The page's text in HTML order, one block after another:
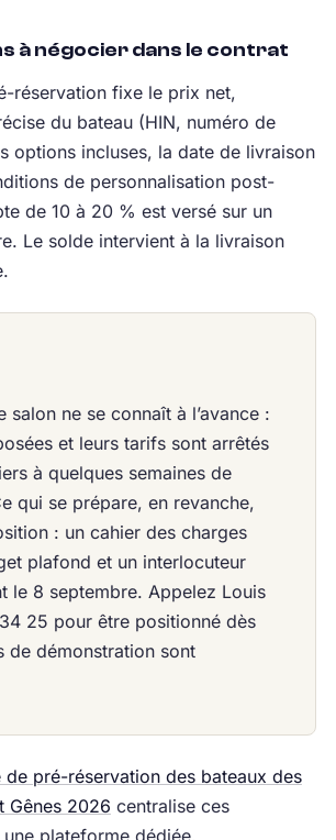
à négocier dans le contrat
réservation fixe le prix net,
du bateau (HIN, numéro de
options incluses, la date de livraison
de personnalisation post-
de 10 à 20 % est versé sur un
Le solde intervient à la livraison
salon ne se connaît à l’avance :
et leurs tarifs sont arrêtés
à quelques semaines de
qui se prépare, en revanche,
: un cahier des charges
plafond et un interlocuteur
le 8 septembre. Appelez Louis
25 pour être positionné dès
de démonstration sont
pré-réservation des bateaux des
Gênes 2026 centralise ces
plateforme dédiée.